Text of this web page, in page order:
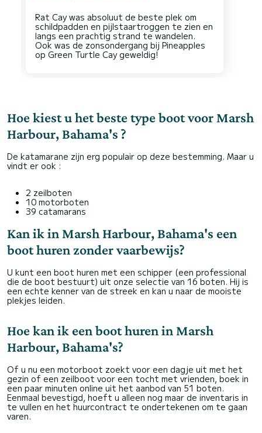
Rat Cay was absoluut de beste plek om
schildpadden en pijlstaartroggen te zien en
langs een prachtig strand te wandelen.
Ook was de zonsondergang bij Pineapples
Hoe kiest u het beste type boot voor Marsh
Harbour, Bahama's ?
De katamarane zijn erg populair op deze bestemming. Maar u
vindt er ook :
2 zeilboten
10 motorboten
39 catamarans
Kan ik in Marsh Harbour, Bahama's een
boot huren zonder vaarbewijs?
U kunt een boot huren met een schipper (een professional
die de boot bestuurt) uit onze selectie van 16 boten. Hij is
een echte kenner van de streek en kan u naar de mooiste
plekjes leiden.
Hoe kan ik een boot huren in Marsh
Harbour, Bahama's?
Of u nu een motorboot zoekt voor een dagje uit met het
gezin of een zeilboot voor een tocht met vrienden, boek in
een paar minuten online uit het aanbod van 51 boten.
Eenmaal bevestigd, hoeft u alleen nog maar de inventaris in
te vullen en het huurcontract te ondertekenen om te gaan
varen.